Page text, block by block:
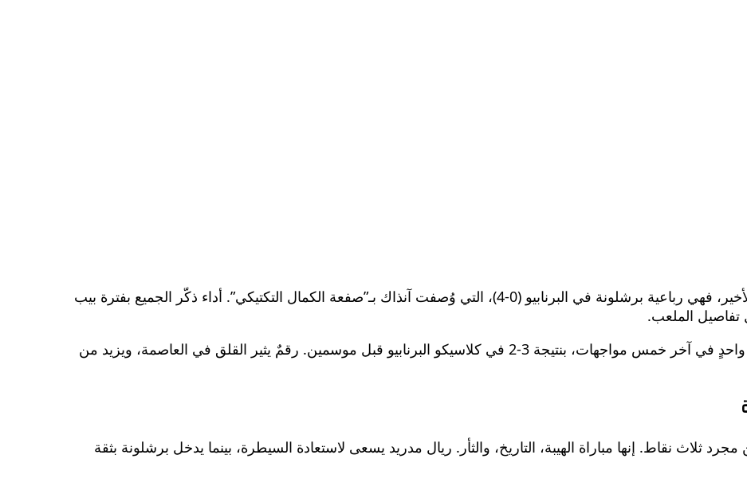
أما الصورة التي لا تُمحى من ذاكرة الكلاسيكو الأخير، فهي رباعية برشلونة في البرنابيو (0-4)، التي وُصفت آنذاك بـ”صفعة الكمال التكتيكي”. أداء ذكّر الجميع بفترة بيب
تفاصيل الملعب.
منذ ذلك الحين، لم يحقق ريال مدريد سوى فوزٍ واحدٍ في آخر خمس مواجهات، بنتيجة 3-2 في كلاسيكو البرنابيو قبل موسمين. رقمٌ يثير القلق في العاصمة، ويزيد من
ثلاث نقاط. إنها مباراة الهيبة، التاريخ، والثأر. ريال مدريد يسعى لاستعادة السيطرة، بينما يدخل برشلونة بثقة